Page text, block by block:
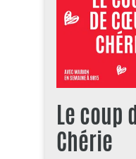
Le coup
Chérie